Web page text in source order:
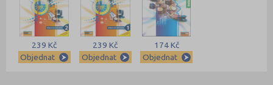
239 Kč
Objednat
239 Kč
Objednat
174 Kč
Objednat